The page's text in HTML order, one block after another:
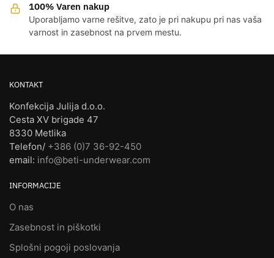
100% Varen nakup
Uporabljamo varne rešitve, zato je pri nakupu pri nas vaša
varnost in zasebnost na prvem mestu.
KONTAKT
Konfekcija Julija d.o.o.
Cesta XV brigade 47
8330 Metlika
Telefon/ +386 (0)7 36-92-450
email: info@beti-underwear.com
INFORMACIJE
O nas
Zasebnost in piškotki
Splošni pogoji poslovanja